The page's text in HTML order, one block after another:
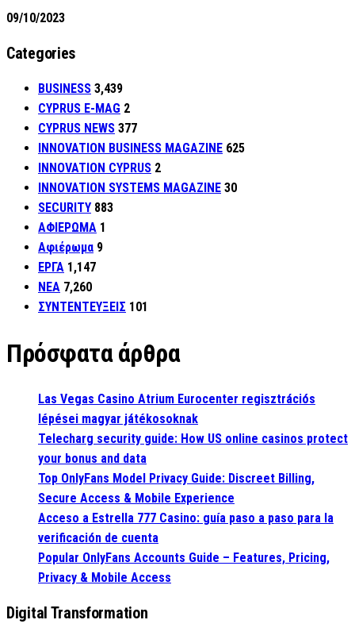
09/10/2023
Categories
BUSINESS 3,439
CYPRUS E-MAG 2
CYPRUS NEWS 377
INNOVATION BUSINESS MAGAZINE 625
INNOVATION CYPRUS 2
INNOVATION SYSTEMS MAGAZINE 30
SECURITY 883
ΑΦΙΕΡΩΜΑ 1
Αφιέρωμα 9
ΕΡΓΑ 1,147
ΝΕΑ 7,260
ΣΥΝΤΕΝΤΕΥΞΕΙΣ 101
Πρόσφατα άρθρα
Las Vegas Casino Atrium Eurocenter regisztrációs
lépései magyar játékosoknak
Telecharg security guide: How US online casinos protect
your bonus and data
Top OnlyFans Model Privacy Guide: Discreet Billing,
Secure Access & Mobile Experience
Acceso a Estrella 777 Casino: guía paso a paso para la
verificación de cuenta
Popular OnlyFans Accounts Guide – Features, Pricing,
Privacy & Mobile Access
Digital Transformation